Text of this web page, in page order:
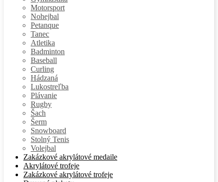
Motorsport
Nohejbal
Petanque
Tanec
Atletika
Badminton
Baseball
Curling
Hádzaná
Lukostreľba
Plávanie
Rugby
Šach
Šerm
Snowboard
Stolný Tenis
Volejbal
Zakázkové akrylátové medaile
Akrylátové trofeje
Zakázkové akrylátové trofeje